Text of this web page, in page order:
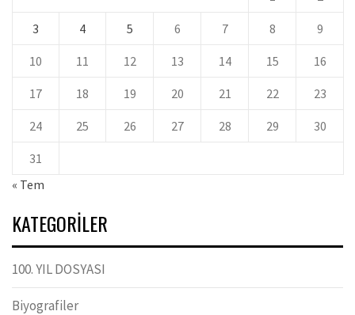
3 4 5 6 7 8 9
10 11 12 13 14 15 16
17 18 19 20 21 22 23
24 25 26 27 28 29 30
31
« Tem
KATEGORILER
100. YIL DOSYASI
Biyografiler